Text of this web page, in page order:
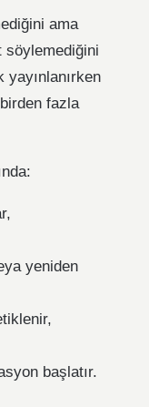
ama
söylemediğini
fazla
yeniden
başlatır.